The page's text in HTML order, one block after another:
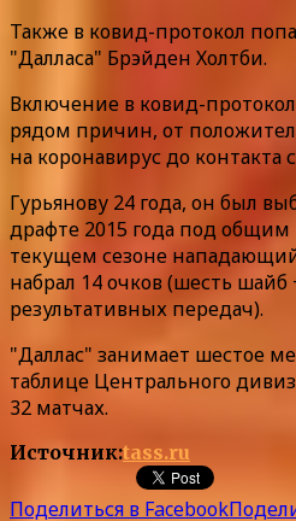
Также в ковид-протокол
"Далласа" Брэйден Холтби.
Включение в ковид-
рядом причин, от
на коронавирус до контакта
Гурьянову 24 года, он был
драфте 2015 года под
текущем сезоне
набрал 14 очков (шесть шайб
результативных передач).
"Даллас" занимает шестое
таблице Центрального
32 матчах.
Источник:tass.ru
Поделиться в Facebook